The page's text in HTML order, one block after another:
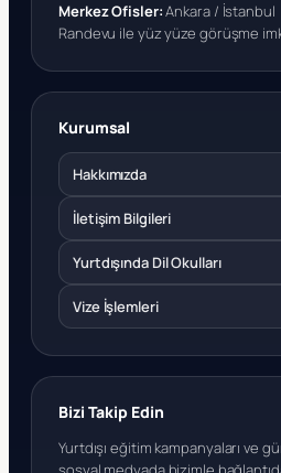
Merkez Ofisler:Ankara / İstanbul
Randevu ile yüz yüze görüşme
Kurumsal
Hakkımızda
İletişim Bilgileri
Yurtdışında Dil Okulları
Vize İşlemleri
Bizi Takip Edin
Yurtdışı eğitim kampanyaları ve